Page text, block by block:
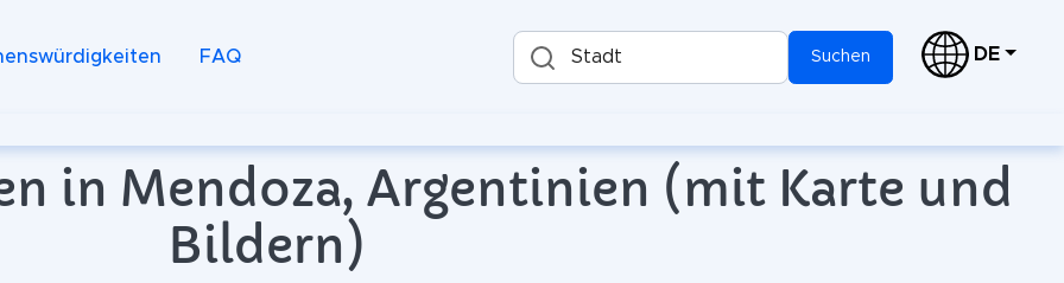
FAQ Stadt Suchen DE
in Mendoza, Argentinien (mit Karte und
Bildern)